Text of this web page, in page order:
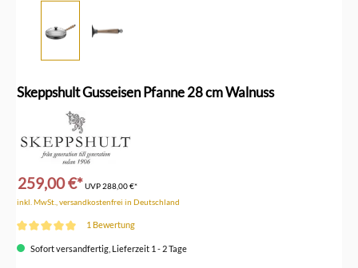
Skeppshult Gusseisen Pfanne 28 cm Walnuss
259,00 €*UVP288,00 €*
inkl. MwSt., versandkostenfrei in Deutschland
1 Bewertung
Sofort versandfertig, Lieferzeit 1 - 2 Tage